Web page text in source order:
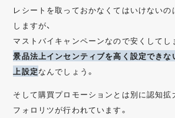
レシートを取っておかなくてはいけないの
しますが、
マストバイキャンペーンなので安くしてし
景品法上インセンティブを高く設定できな
上設定なんでしょう。
そして購買プロモーションとは別に認知
フォロリツが行われています。